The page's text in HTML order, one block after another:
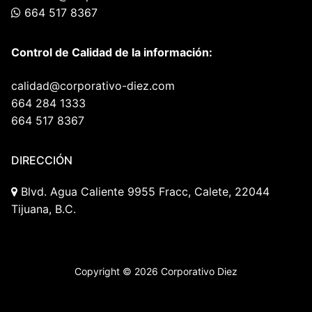
664 517 8367
Control de Calidad de la información:
calidad@corporativo-diez.com
664 284 1333
664 517 8367
DIRECCIÓN
Blvd. Agua Caliente 9955 Fracc, Calete, 22044
Tijuana, B.C.
Copyright © 2026 Corporativo Diez